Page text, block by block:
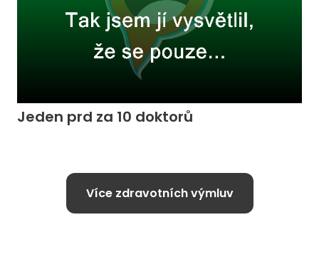
Jeden prd za 10 doktorů
Více zdravotních výmluv